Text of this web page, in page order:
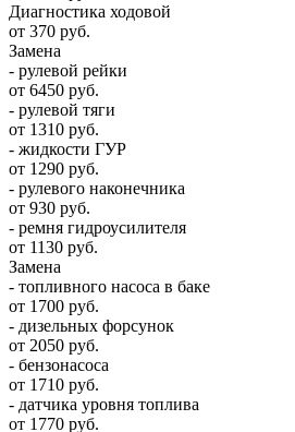
Диагностика ходовой
от 370 руб.
Замена
- рулевой рейки
от 6450 руб.
- рулевой тяги
от 1310 руб.
- жидкости ГУР
от 1290 руб.
- рулевого наконечника
от 930 руб.
- ремня гидроусилителя
от 1130 руб.
Замена
- топливного насоса в баке
от 1700 руб.
- дизельных форсунок
от 2050 руб.
- бензонасоса
от 1710 руб.
- датчика уровня топлива
от 1770 руб.